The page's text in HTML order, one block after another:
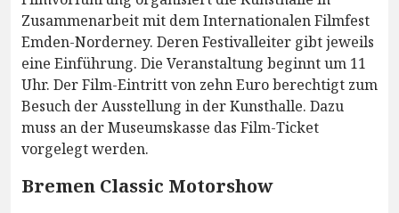
Zusammenarbeit mit dem Internationalen Filmfest
Emden-Norderney. Deren Festivalleiter gibt jeweils
eine Einführung. Die Veranstaltung beginnt um 11
Uhr. Der Film-Eintritt von zehn Euro berechtigt zum
Besuch der Ausstellung in der Kunsthalle. Dazu
muss an der Museumskasse das Film-Ticket
vorgelegt werden.
Bremen Classic Motorshow